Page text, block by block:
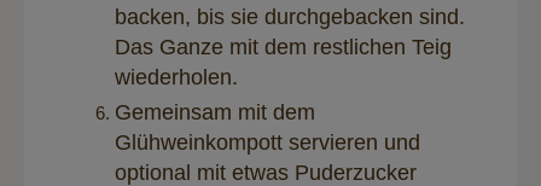
backen, bis sie durchgebacken sind.
Das Ganze mit dem restlichen Teig
wiederholen.
Gemeinsam mit dem
Glühweinkompott servieren und
optional mit etwas Puderzucker